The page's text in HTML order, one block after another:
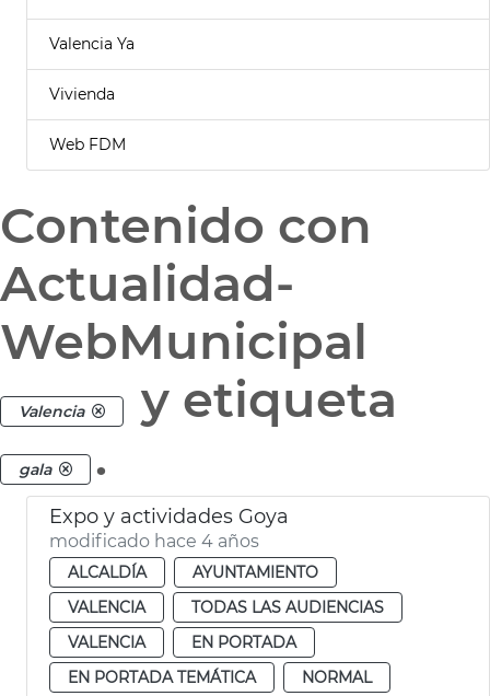
Valencia Ya
Vivienda
Web FDM
Contenido con
Actualidad-
WebMunicipal
Valencia y etiqueta
gala .
Expo y actividades Goya
modificado hace 4 años
ALCALDÍA
AYUNTAMIENTO
VALENCIA
TODAS LAS AUDIENCIAS
VALENCIA
EN PORTADA
EN PORTADA TEMÁTICA
NORMAL